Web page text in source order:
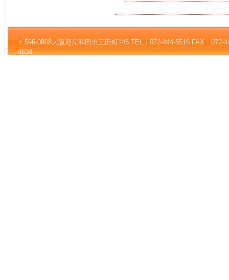
〒596-0808大阪府岸和田市三田町146 TEL：072-444-5516 FAX：072-
4634